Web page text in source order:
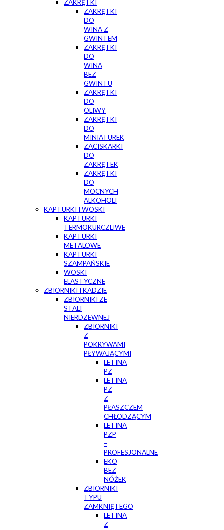
ZAKRĘTKI
ZAKRĘTKI
DO
WINA Z
GWINTEM
ZAKRĘTKI
DO
WINA
BEZ
GWINTU
ZAKRĘTKI
DO
OLIWY
ZAKRĘTKI
DO
MINIATUREK
ZACISKARKI
DO
ZAKRĘTEK
ZAKRĘTKI
DO
MOCNYCH
ALKOHOLI
KAPTURKI I WOSKI
KAPTURKI
TERMOKURCZLIWE
KAPTURKI
METALOWE
KAPTURKI
SZAMPAŃSKIE
WOSKI
ELASTYCZNE
ZBIORNIKI I KADZIE
ZBIORNIKI ZE
STALI
NIERDZEWNEJ
ZBIORNIKI
Z
POKRYWAMI
PŁYWAJĄCYMI
LETINA
PZ
LETINA
PZ
Z
PŁASZCZEM
CHŁODZĄCYM
LETINA
PZP
–
PROFESJONALNE
EKO
BEZ
NÓŻEK
ZBIORNIKI
TYPU
ZAMKNIĘTEGO
LETINA
Z